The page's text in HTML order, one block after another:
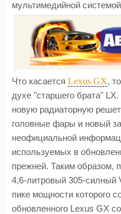
мультимедийной
Что касается Lexus GX,
духе "старшего брата"
новую радиаторную
головные фары и новый
неофициальной
используемых в
прежней. Таким образом,
4,6-литровый 305-силный
пике мощности которого
обновленного Lexus GX